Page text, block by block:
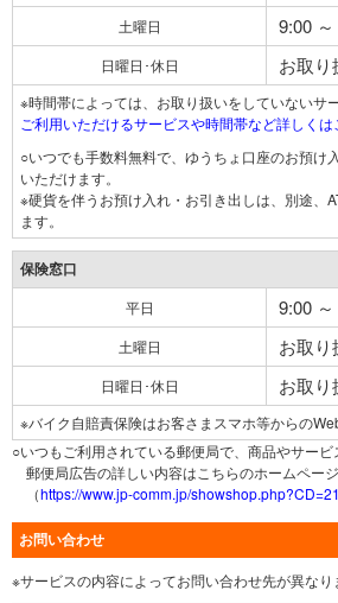
土曜日 9:00
日曜日･休日 お取り
※時間帯によっては、お取り扱いをしていないサ
ご利用いただけるサービスや時間帯など詳しくは
○いつでも手数料無料で、ゆうちょ口座のお預け
いただけます。
※硬貨を伴うお預け入れ・お引き出しは、別途、
ます。
保険窓口
平日 9:00
土曜日 お取り
日曜日･休日 お取り
※バイク自賠責保険はお客さまスマホ等からの
○いつもご利用されている郵便局で、商品やサー
郵便局広告の詳しい内容はこちらのホームペー
（https://www.jp-comm.jp/
お問い合わせ
※サービスの内容によってお問い合わせ先が異なり